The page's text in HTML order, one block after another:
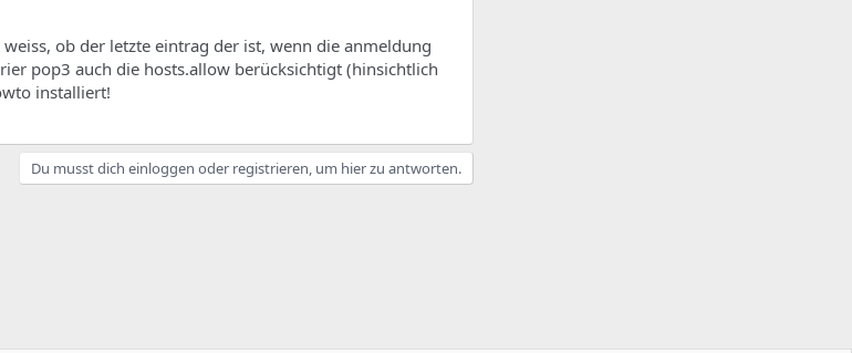
ob der letzte eintrag der ist, wenn die anmeldung
pop3 auch die hosts.allow berücksichtigt (hinsichtlich
installiert!
Du musst dich einloggen oder registrieren, um hier zu antworten.